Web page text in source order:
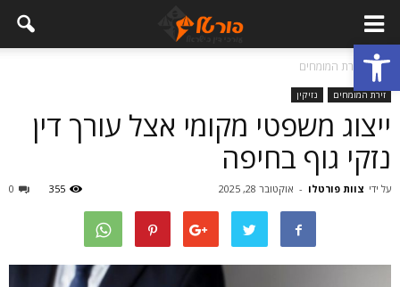
פתח סרגל נגישות
בית זירת המומחים
זירת המומחים נזיקין
ייצוג משפטי מקומי אצל עורך דין
נזקי גוף בחיפה
על ידי צוות פורטלו - אוקטובר 28, 2025 0 355